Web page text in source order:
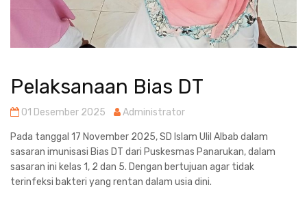
Pelaksanaan Bias DT
01 Desember 2025 Administrator
Pada tanggal 17 November 2025, SD Islam Ulil Albab dalam
sasaran imunisasi Bias DT dari Puskesmas Panarukan, dalam
sasaran ini kelas 1, 2 dan 5. Dengan bertujuan agar tidak
terinfeksi bakteri yang rentan dalam usia dini.